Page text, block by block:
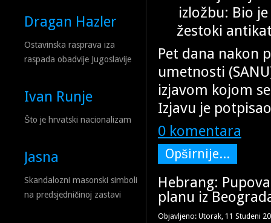
Dragan Hazler
Ostavinska rasprava iza
raspada obadvije Jugoslavije
Ivan Runje
Što je hrvatski nacionalizam
Jasna
Skandalozni masonski simboli
na predsjedničinoj zastavi
Pet dana nakon
umetnosti
izjavom kojom
Izjavu je
0 komentara
Opširnije...
Hebrang:
planu iz
Objavljeno: Utorak, 11 Studeni